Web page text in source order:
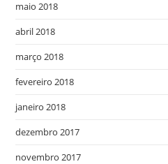
maio 2018
abril 2018
março 2018
fevereiro 2018
janeiro 2018
dezembro 2017
novembro 2017